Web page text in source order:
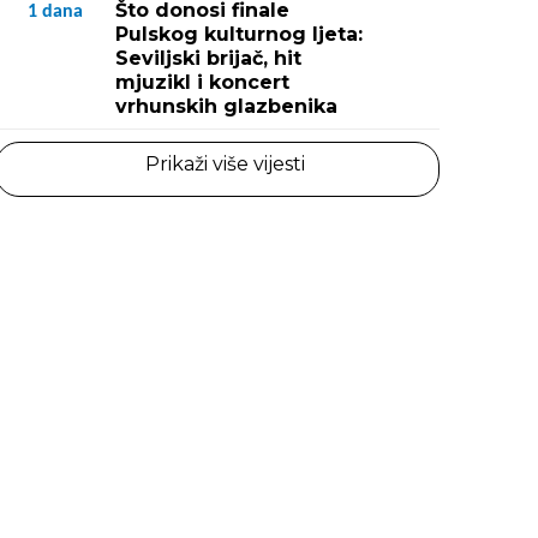
1 dana
Što donosi finale
Pulskog kulturnog ljeta:
Seviljski brijač, hit
mjuzikl i koncert
vrhunskih glazbenika
Prikaži više vijesti